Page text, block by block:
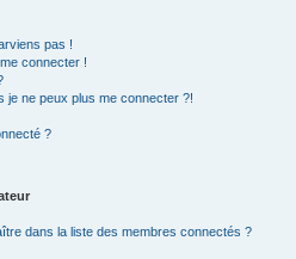
pas !
connecter !
je ne peux plus me connecter ?!
?
dans la liste des membres connectés ?